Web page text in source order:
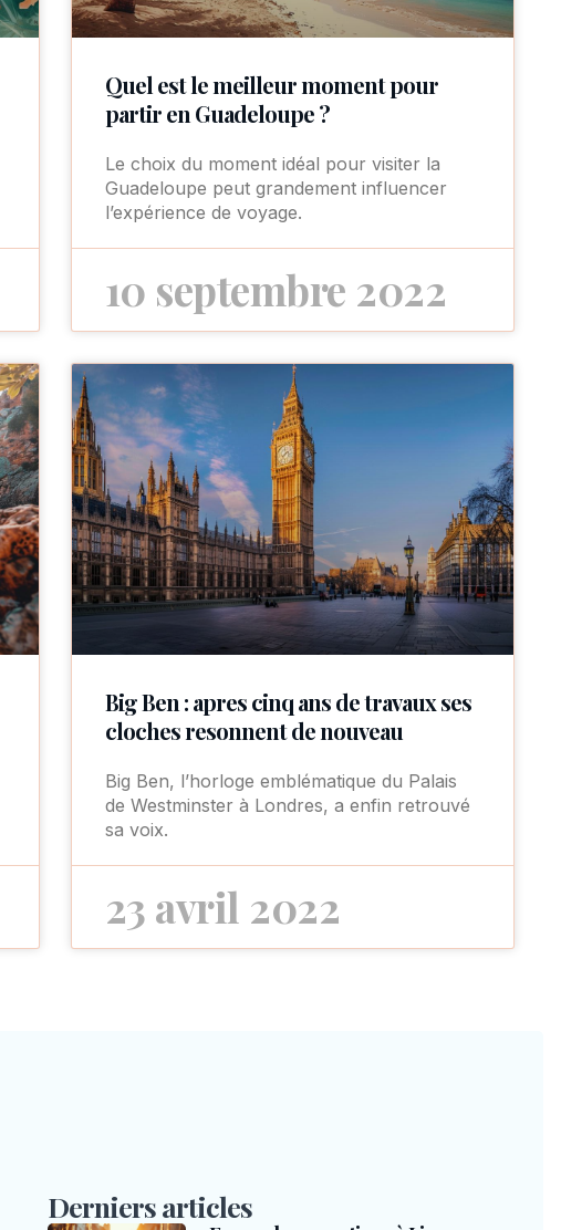
Quel est le meilleur moment pour
partir en Guadeloupe ?
Le choix du moment idéal pour visiter la
Guadeloupe peut grandement influencer
l’expérience de voyage.
10 septembre 2022
Big Ben : apres cinq ans de travaux ses
cloches resonnent de nouveau
Big Ben, l’horloge emblématique du Palais
de Westminster à Londres, a enfin retrouvé
sa voix.
23 avril 2022
Derniers articles